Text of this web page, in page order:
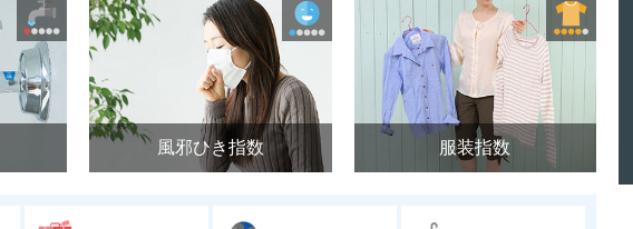
風邪ひき指数 服装指数